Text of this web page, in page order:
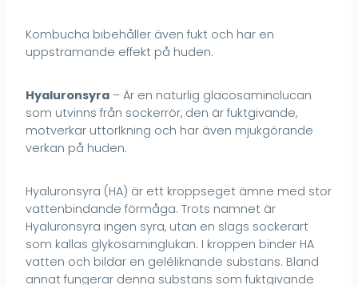
Kombucha bibehåller även fukt och har en
uppstramande effekt på huden.
Hyaluronsyra – Är en naturlig glacosaminclucan
som utvinns från sockerrör, den är fuktgivande,
motverkar uttorlkning och har även mjukgörande
verkan på huden.
Hyaluronsyra (HA) är ett kroppseget ämne med stor
vattenbindande förmåga. Trots namnet är
Hyaluronsyra ingen syra, utan en slags sockerart
som kallas glykosaminglukan. I kroppen binder HA
vatten och bildar en geléliknande substans. Bland
annat fungerar denna substans som fuktgivande